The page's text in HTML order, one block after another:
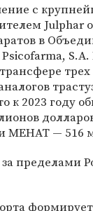
с
Julphar
в
S.A.
к 2023 году
МЕНАТ — 516
пределами